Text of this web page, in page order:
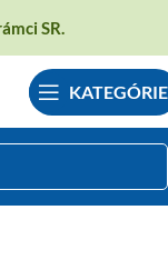
SR.
KATEGÓRIE